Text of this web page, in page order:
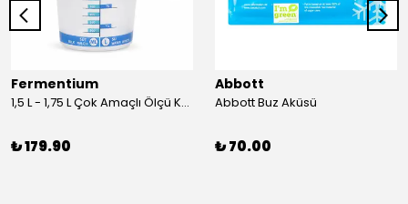
Fermentium
1,5 L - 1,75 L Çok Amaçlı Ölçü Kabı PlastArt
₺ 179.90
Abbott
Abbott Buz Aküsü
₺ 70.00